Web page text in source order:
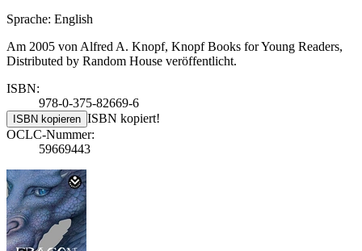
Sprache: English
Am 2005 von Alfred A. Knopf, Knopf Books for Young Readers,
Distributed by Random House veröffentlicht.
ISBN:
978-0-375-82669-6
ISBN kopieren ISBN kopiert!
OCLC-Nummer:
59669443